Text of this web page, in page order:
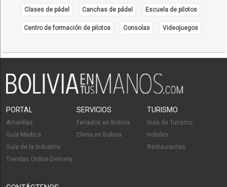
Médicos Neurocirujanos
Médicos Neurólogos
Pastelerías
Restaurantes: Comida Internacional
Cafeterías
Delivery
Frutas
Jugos de Frutas
Jugos, Zumos
Clases de pádel Canchas de pádel Escuela de pilotos
Centro de formación de pilotos Consolas Videojuegos
PORTAL
Amarillas
Guía Médica
Guía de la Industria
Tiendas Online Delivery
SERVICIOS
Feriados en Bolivia
Clima en Bolivia
TURISMO
Guía de Turismo
Hoteles
Restaurantes